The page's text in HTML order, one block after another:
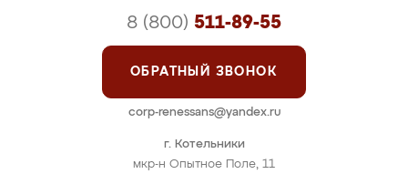
г. Котельники
мкр-н Опытное Поле, 11
8 (800) 511-89-55
ОБРАТНЫЙ ЗВОНОК
corp-renessans@yandex.ru